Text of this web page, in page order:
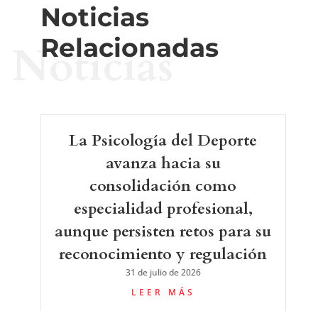
Noticias
Relacionadas
Noticias
La Psicología del Deporte
avanza hacia su
consolidación como
especialidad profesional,
aunque persisten retos para su
reconocimiento y regulación
31 de julio de 2026
LEER MÁS